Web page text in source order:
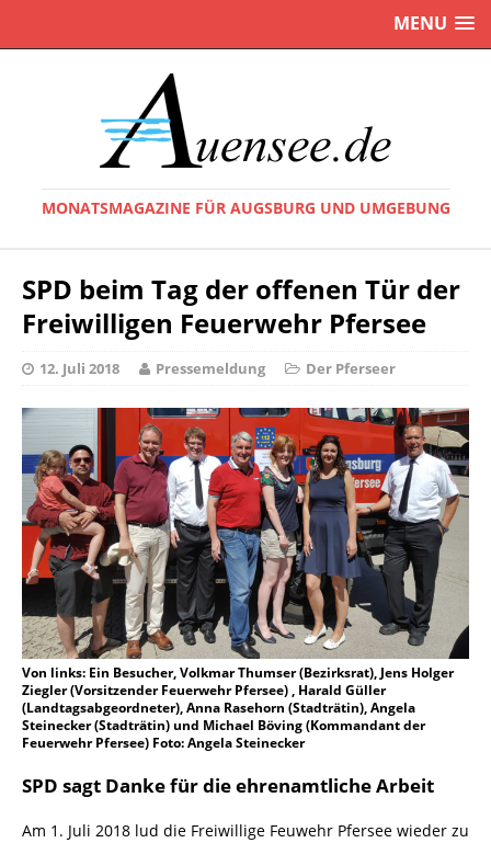
MENU
MONATSMAGAZINE FÜR AUGSBURG UND UMGEBUNG
SPD beim Tag der offenen Tür der
Freiwilligen Feuerwehr Pfersee
12. Juli 2018 Pressemeldung Der Pferseer
Von links: Ein Besucher, Volkmar Thumser (Bezirksrat), Jens Holger
Ziegler (Vorsitzender Feuerwehr Pfersee) , Harald Güller
(Landtagsabgeordneter), Anna Rasehorn (Stadträtin), Angela
Steinecker (Stadträtin) und Michael Böving (Kommandant der
Feuerwehr Pfersee) Foto: Angela Steinecker
SPD sagt Danke für die ehrenamtliche Arbeit
Am 1. Juli 2018 lud die Freiwillige Feuwehr Pfersee wieder zu